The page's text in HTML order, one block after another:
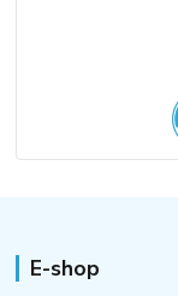
E-shop